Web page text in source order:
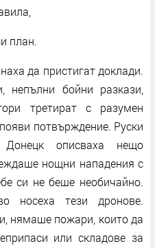
план.
да пристигат доклади.
непълни бойни разкази,
третират с разумен
потвърждение. Руски
описваха нещо
нощни нападения с
си не беше необичайно.
носеха тези дронове.
нямаше пожари, които да
или складове за